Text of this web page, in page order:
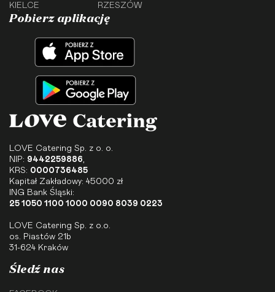
KIELCE
RZESZÓW
Pobierz aplikację
LOVE Catering Sp. z o. o.
NIP: 9442259886
KRS: 0000736485
Kapitał Zakładowy: 45000 zł
ING Bank Śląski:
25 1050 1100 1000 0090 8039 0223
LOVE Catering Sp. z o.o.
os. Piastów 21b
31-624 Kraków
Śledź nas